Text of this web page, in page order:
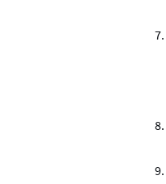
7.
8.
9.